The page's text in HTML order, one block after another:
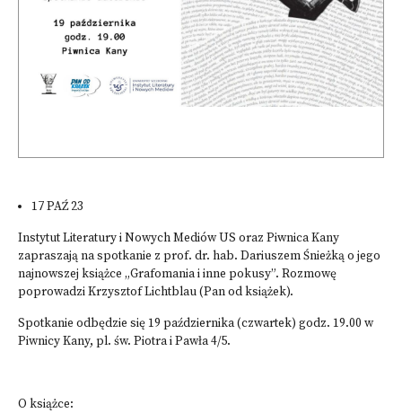
17 PAŹ 23
Instytut Literatury i Nowych Mediów US oraz Piwnica Kany
zapraszają na spotkanie z prof. dr. hab. Dariuszem Śnieżką o jego
najnowszej książce „Grafomania i inne pokusy”. Rozmowę
poprowadzi Krzysztof Lichtblau (Pan od książek).
Spotkanie odbędzie się 19 października (czwartek) godz. 19.00 w
Piwnicy Kany, pl. św. Piotra i Pawła 4/5.
O książce: